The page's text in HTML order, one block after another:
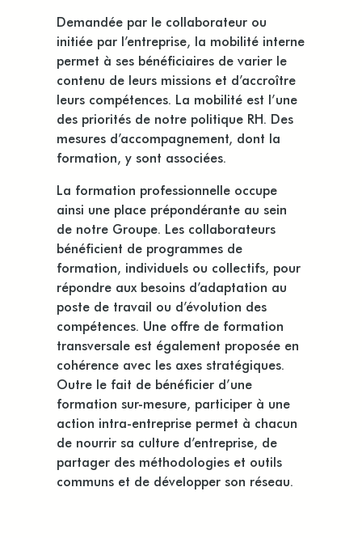
Demandée par le collaborateur ou
initiée par l’entreprise, la mobilité interne
permet à ses bénéficiaires de varier le
contenu de leurs missions et d’accroître
leurs compétences. La mobilité est l’une
des priorités de notre politique RH. Des
mesures d’accompagnement, dont la
formation, y sont associées.
La formation professionnelle occupe
ainsi une place prépondérante au sein
de notre Groupe. Les collaborateurs
bénéficient de programmes de
formation, individuels ou collectifs, pour
répondre aux besoins d’adaptation au
poste de travail ou d’évolution des
compétences. Une offre de formation
transversale est également proposée en
cohérence avec les axes stratégiques.
Outre le fait de bénéficier d’une
formation sur-mesure, participer à une
action intra-entreprise permet à chacun
de nourrir sa culture d’entreprise, de
partager des méthodologies et outils
communs et de développer son réseau.